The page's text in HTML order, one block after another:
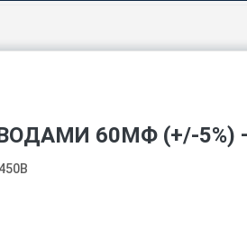
60МФ (+/-5%)